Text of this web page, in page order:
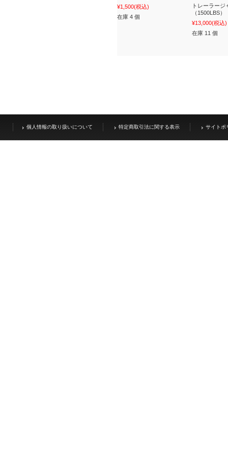
¥1,500(税込)
在庫 4 個
トレーラージ
（1500LBS）
¥13,000(税込)
在庫 11 個
個人情報の取り扱いについて 特定商取引法に関する表示 サイトポ